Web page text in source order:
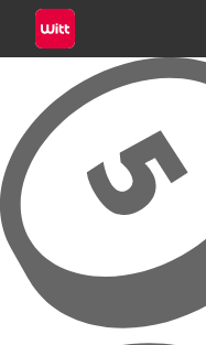
Prejsť na hlavný obsah